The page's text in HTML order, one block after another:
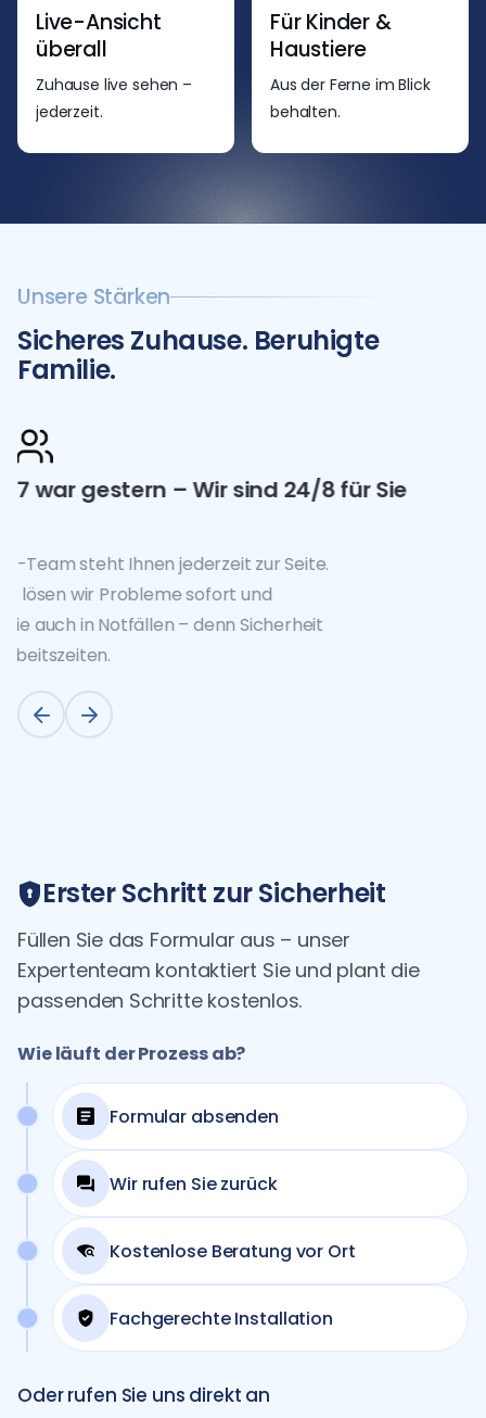
Live-Ansicht
überall
Zuhause live sehen –
jederzeit.
Für Kinder &
Haustiere
Aus der Ferne im Blick
behalten.
Unsere Stärken
Sicheres Zuhause. Beruhigte
Familie.
24/7 war gestern – Wir sind 24/8 für Sie
Das Tguardsys-Team steht Ihnen jederzeit zur Seite.
Per Fernzugriff lösen wir Probleme sofort und
unterstützen Sie auch in Notfällen – denn Sicherheit
kennt keine Arbeitszeiten.
Erster Schritt zur Sicherheit
Füllen Sie das Formular aus – unser
Expertenteam kontaktiert Sie und plant die
passenden Schritte kostenlos.
Wie läuft der Prozess ab?
Formular absenden
Wir rufen Sie zurück
Kostenlose Beratung vor Ort
Fachgerechte Installation
Oder rufen Sie uns direkt an